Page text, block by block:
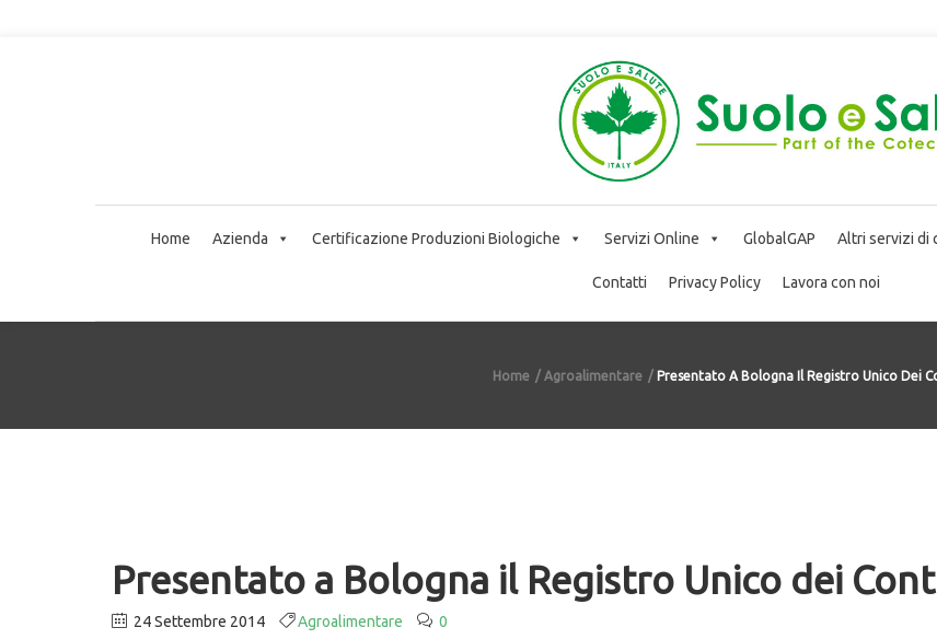
Home Azienda Certificazione Produzioni Biologiche Servizi Online GlobalGAP Altri servizi di
Contatti Privacy Policy Lavora con noi
Home Agroalimentare Presentato A Bologna Il Registro Unico Dei
Presentato a Bologna il Registro Unico dei
24 Settembre 2014 Agroalimentare 0